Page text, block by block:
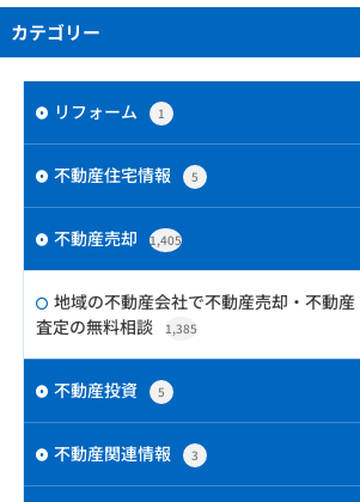
カテゴリー
リフォーム 1
不動産住宅情報 5
不動産売却 1,405
地域の不動産会社で不動産売却・不動産
査定の無料相談
1,385
不動産投資 5
不動産関連情報 3